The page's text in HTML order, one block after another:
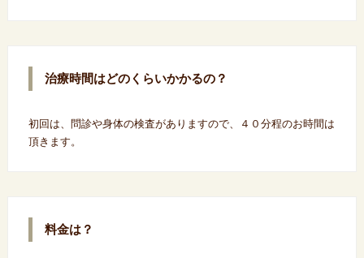
治療時間はどのくらいかかるの？
初回は、問診や身体の検査がありますので、４０分程のお時間は
頂きます。
料金は？